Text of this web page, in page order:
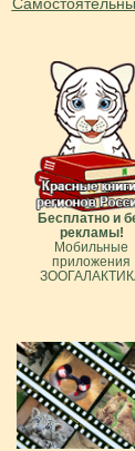
Бесплатно и
рекламы!
Мобильные
приложения